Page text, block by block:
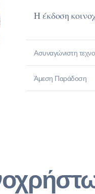
Η έκδοση
Ασυναγώνιστη
Άμεση Παράδοση